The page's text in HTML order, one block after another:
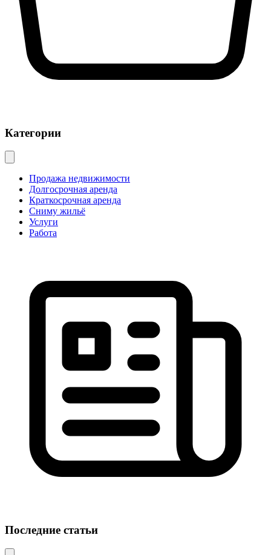
Категории
Продажа недвижимости
Долгосрочная аренда
Краткосрочная аренда
Сниму жильё
Услуги
Работа
Последние статьи